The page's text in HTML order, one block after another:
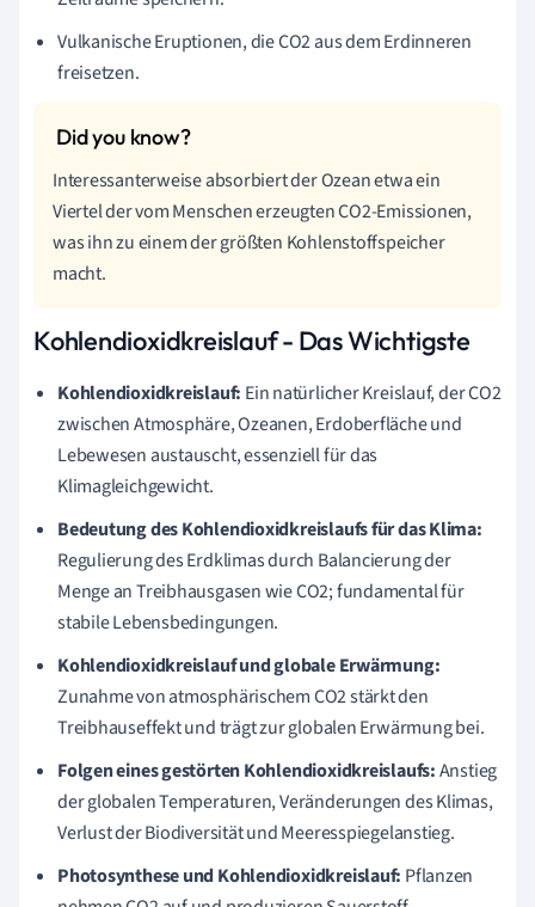
Vulkanische Eruptionen, die CO2 aus dem Erdinneren
freisetzen.
Interessanterweise absorbiert der Ozean etwa ein
Viertel der vom Menschen erzeugten CO2-Emissionen,
was ihn zu einem der größten Kohlenstoffspeicher
macht.
Kohlendioxidkreislauf - Das Wichtigste
Kohlendioxidkreislauf: Ein natürlicher Kreislauf, der CO2
zwischen Atmosphäre, Ozeanen, Erdoberfläche und
Lebewesen austauscht, essenziell für das
Klimagleichgewicht.
Bedeutung des Kohlendioxidkreislaufs für das Klima:
Regulierung des Erdklimas durch Balancierung der
Menge an Treibhausgasen wie CO2; fundamental für
stabile Lebensbedingungen.
Kohlendioxidkreislauf und globale Erwärmung:
Zunahme von atmosphärischem CO2 stärkt den
Treibhauseffekt und trägt zur globalen Erwärmung bei.
Folgen eines gestörten Kohlendioxidkreislaufs:Anstieg
der globalen Temperaturen, Veränderungen des Klimas,
Verlust der Biodiversität und Meeresspiegelanstieg.
Photosynthese und Kohlendioxidkreislauf: Pflanzen